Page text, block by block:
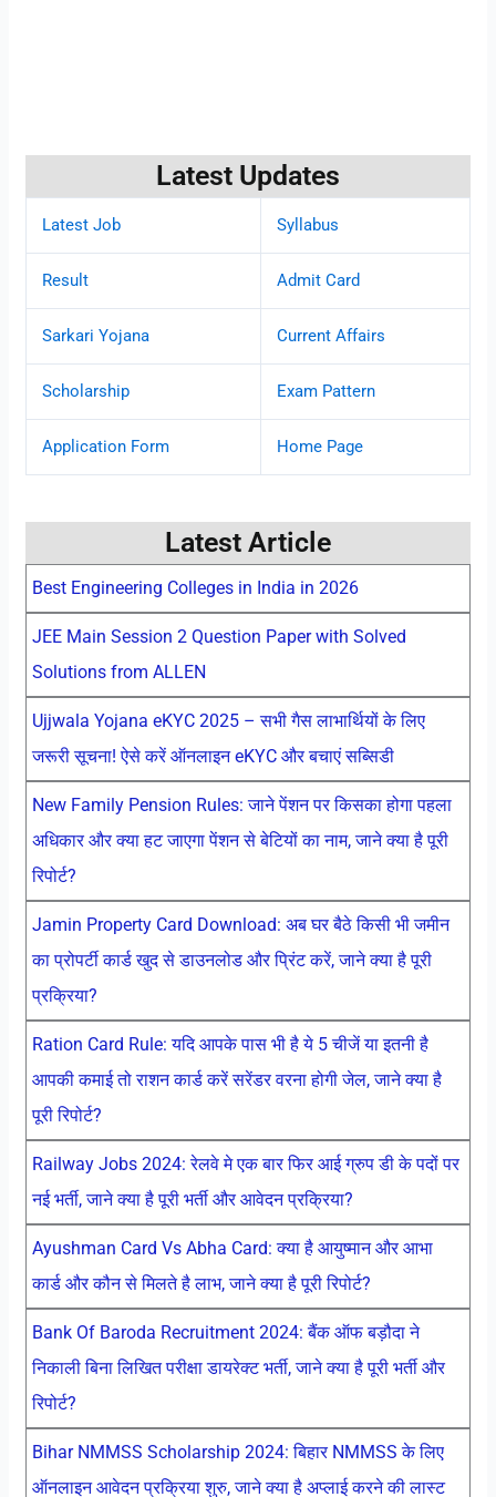
Latest Updates
Latest Job Syllabus
Result Admit Card
Sarkari Yojana Current Affairs
Scholarship Exam Pattern
Application Form Home Page
Latest Article
Best Engineering Colleges in India in 2026
JEE Main Session 2 Question Paper with Solved
Solutions from ALLEN
Ujjwala Yojana eKYC 2025 – सभी गैस लाभार्थियों के लिए
जरूरी सूचना! ऐसे करें ऑनलाइन eKYC और बचाएं सब्सिडी
New Family Pension Rules: जाने पेंशन पर किसका होगा पहला
अधिकार और क्या हट जाएगा पेंशन से बेटियों का नाम, जाने क्या है पूरी
रिपोर्ट?
Jamin Property Card Download: अब घर बैठे किसी भी जमीन
का प्रोपर्टी कार्ड खुद से डाउनलोड और प्रिंट करें, जाने क्या है पूरी
प्रक्रिया?
Ration Card Rule: यदि आपके पास भी है ये 5 चीजें या इतनी है
आपकी कमाई तो राशन कार्ड करें सरेंडर वरना होगी जेल, जाने क्या है
पूरी रिपोर्ट?
Railway Jobs 2024: रेलवे मे एक बार फिर आई ग्रुप डी के पदों पर
नई भर्ती, जाने क्या है पूरी भर्ती और आवेदन प्रक्रिया?
Ayushman Card Vs Abha Card: क्या है आयुष्मान और आभा
कार्ड और कौन से मिलते है लाभ, जाने क्या है पूरी रिपोर्ट?
Bank Of Baroda Recruitment 2024: बैंक ऑफ बड़ौदा ने
निकाली बिना लिखित परीक्षा डायरेक्ट भर्ती, जाने क्या है पूरी भर्ती और
रिपोर्ट?
Bihar NMMSS Scholarship 2024: बिहार NMMSS के लिए
ऑनलाइन आवेदन प्रक्रिया शुरु, जाने क्या है अप्लाई करने की लास्ट